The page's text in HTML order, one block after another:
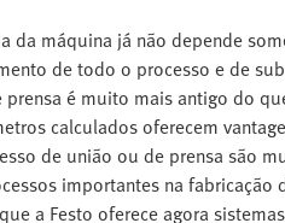
da máquina já não depende
de todo o processo e de
prensa é muito mais antigo do
calculados oferecem
de união ou de prensa são
importantes na
a Festo oferece agora